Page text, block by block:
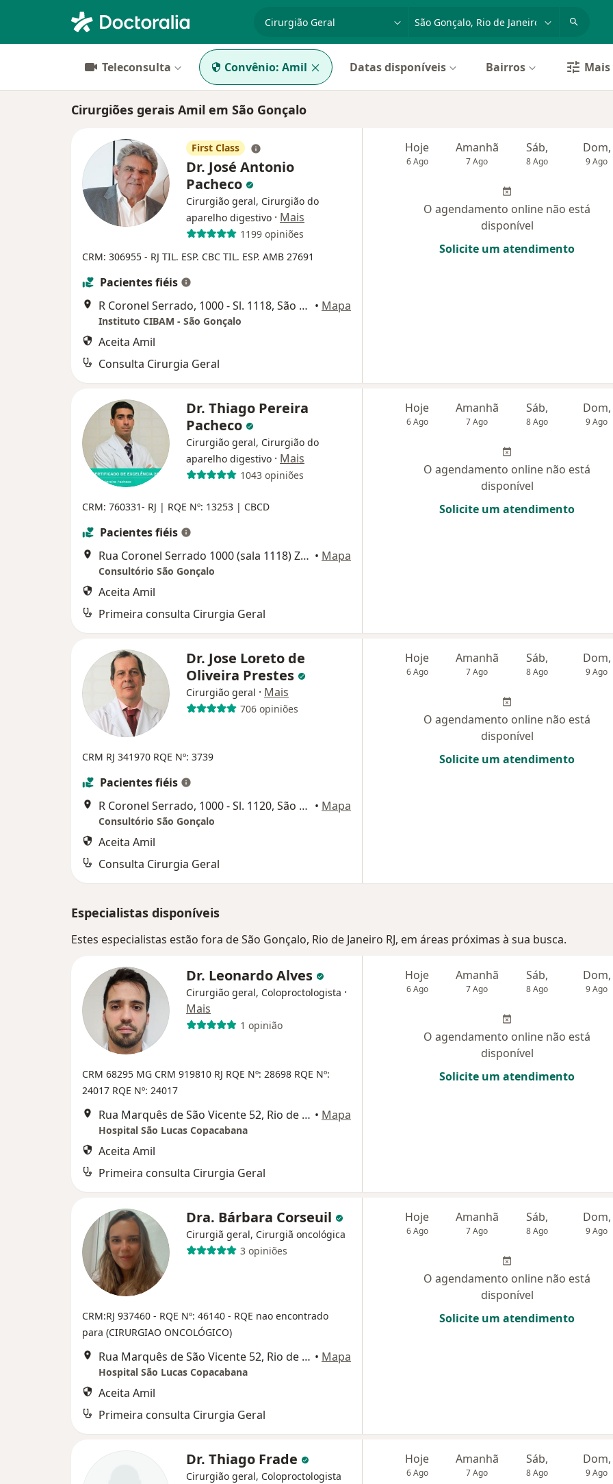
Teleconsulta Convênio: Amil Datas disponíveis Bairros
Cirurgiões gerais Amil em São Gonçalo
First Class
Dr. José Antonio
Pacheco
Cirurgião geral, Cirurgião do
aparelho digestivo · Mais
1199 opiniões
CRM: 306955 - RJ TIL. ESP. CBC TIL. ESP. AMB 27691
Pacientes fiéis
R Coronel Serrado, 1000 - Sl. 1118, São Gonçalo • Mapa
Instituto CIBAM - São Gonçalo
Aceita Amil
Consulta Cirurgia Geral
Hoje
6 Ago
Amanhã
7 Ago
Sáb,
8 Ago
Dom,
9 Ago
O agendamento online não está
disponível
Solicite um atendimento
Dr. Thiago Pereira
Pacheco
Cirurgião geral, Cirurgião do
aparelho digestivo · Mais
1043 opiniões
CRM: 760331- RJ | RQE Nº: 13253 | CBCD
Pacientes fiéis
Rua Coronel Serrado 1000 (sala 1118) Zé Garoto, São Gonçalo • Mapa
Consultório São Gonçalo
Aceita Amil
Primeira consulta Cirurgia Geral
Hoje
6 Ago
Amanhã
7 Ago
Sáb,
8 Ago
Dom,
9 Ago
O agendamento online não está
disponível
Solicite um atendimento
Dr. Jose Loreto de
Oliveira Prestes
Cirurgião geral · Mais
706 opiniões
CRM RJ 341970 RQE Nº: 3739
Pacientes fiéis
R Coronel Serrado, 1000 - Sl. 1120, São Gonçalo • Mapa
Consultório São Gonçalo
Aceita Amil
Consulta Cirurgia Geral
Hoje
6 Ago
Amanhã
7 Ago
Sáb,
8 Ago
Dom,
9 Ago
O agendamento online não está
disponível
Solicite um atendimento
Especialistas disponíveis
Estes especialistas estão fora de São Gonçalo, Rio de Janeiro RJ, em áreas próximas à sua busca.
Dr. Leonardo Alves
Cirurgião geral, Coloproctologista ·
Mais
1 opinião
CRM 68295 MG CRM 919810 RJ RQE Nº: 28698 RQE Nº:
24017 RQE Nº: 24017
Rua Marquês de São Vicente 52, Rio de Janeiro • Mapa
Hospital São Lucas Copacabana
Aceita Amil
Primeira consulta Cirurgia Geral
Hoje
6 Ago
Amanhã
7 Ago
Sáb,
8 Ago
Dom,
9 Ago
O agendamento online não está
disponível
Solicite um atendimento
Dra. Bárbara Corseuil
Cirurgiã geral, Cirurgiã oncológica
3 opiniões
CRM:RJ 937460 - RQE Nº: 46140 - RQE nao encontrado
para (CIRURGIAO ONCOLÓGICO)
Rua Marquês de São Vicente 52, Rio de Janeiro • Mapa
Hospital São Lucas Copacabana
Aceita Amil
Primeira consulta Cirurgia Geral
Hoje
6 Ago
Amanhã
7 Ago
Sáb,
8 Ago
Dom,
9 Ago
O agendamento online não está
disponível
Solicite um atendimento
Dr. Thiago Frade
Cirurgião geral, Coloproctologista
Hoje
6 Ago
Amanhã
7 Ago
Sáb,
8 Ago
Dom,
9 Ago